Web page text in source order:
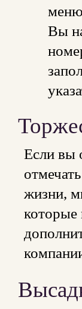
меню
Вы
Если вы
жизни,
которые